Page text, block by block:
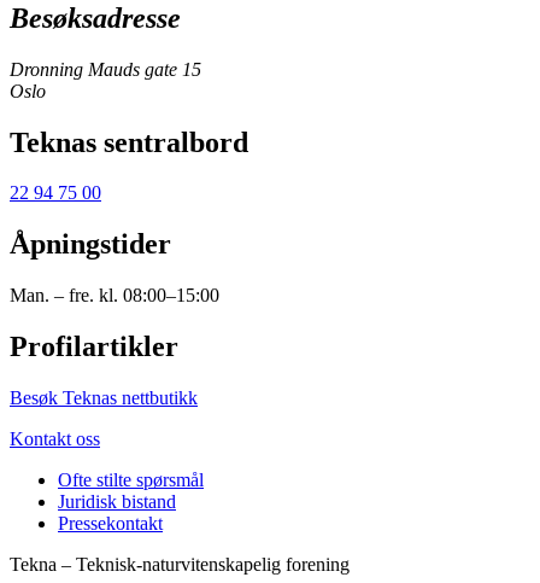
Besøksadresse
Dronning Mauds gate 15
Oslo
Teknas sentralbord
22 94 75 00
Åpningstider
Man. – fre. kl. 08:00–15:00
Profilartikler
Besøk Teknas nettbutikk
Kontakt oss
Ofte stilte spørsmål
Juridisk bistand
Pressekontakt
Tekna – Teknisk-naturvitenskapelig forening